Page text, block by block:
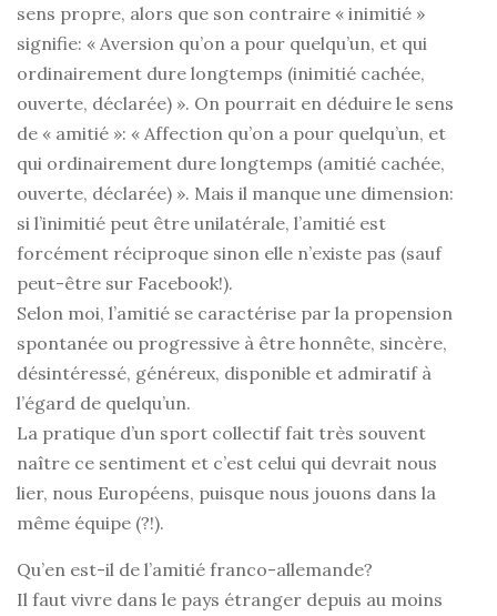
sens propre, alors que son contraire « inimitié »
signifie: « Aversion qu’on a pour quelqu’un, et qui
ordinairement dure longtemps (inimitié cachée,
ouverte, déclarée) ». On pourrait en déduire le sens
de « amitié »: « Affection qu’on a pour quelqu’un, et
qui ordinairement dure longtemps (amitié cachée,
ouverte, déclarée) ». Mais il manque une dimension:
si l’inimitié peut être unilatérale, l’amitié est
forcément réciproque sinon elle n’existe pas (sauf
peut-être sur Facebook!).
Selon moi, l’amitié se caractérise par la propension
spontanée ou progressive à être honnête, sincère,
désintéressé, généreux, disponible et admiratif à
l’égard de quelqu’un.
La pratique d’un sport collectif fait très souvent
naître ce sentiment et c’est celui qui devrait nous
lier, nous Européens, puisque nous jouons dans la
même équipe (?!).
Qu’en est-il de l’amitié franco-allemande?
Il faut vivre dans le pays étranger depuis au moins